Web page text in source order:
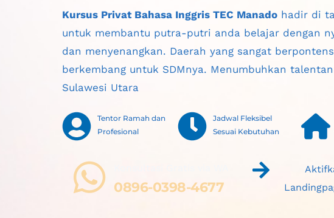
Kursus Privat Bahasa Inggris TEC Manado hadir di
untuk membantu putra-putri anda belajar dengan
dan menyenangkan. Daerah yang sangat
berkembang untuk SDMnya. Menumbuhkan
Sulawesi Utara
Tentor Ramah dan
Profesional
Jadwal Fleksibel
Sesuai Kebutuhan
0896-0398-4677